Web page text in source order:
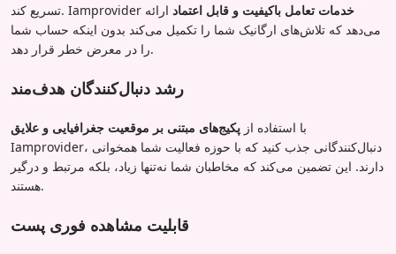
تسریع کند. Iamprovider
خدمات تعامل باکیفیت و قابل اعتماد ارائه
می‌دهد که تلاش‌های ارگانیک شما را تکمیل می‌کند بدون اینکه حساب شما
را در معرض خطر قرار دهد.
رشد دنبال‌کنندگان هدف‌مند
با استفاده از پکیج‌های مبتنی بر موقعیت جغرافیایی و علایق
Iamprovider، دنبال‌کنندگانی جذب کنید که با حوزه فعالیت شما همخوانی
دارند. این تضمین می‌کند که مخاطبان شما نه‌تنها زیاد، بلکه مرتبط و درگیر
هستند.
قابلیت مشاهده فوری پست